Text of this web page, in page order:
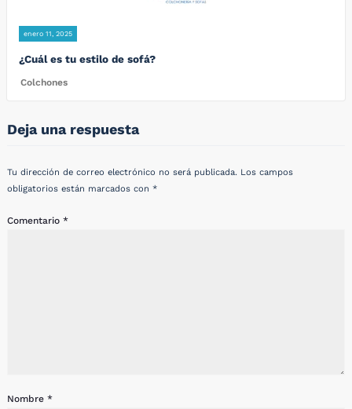
enero 11, 2025
¿Cuál es tu estilo de sofá?
Colchones
Deja una respuesta
Tu dirección de correo electrónico no será publicada. Los campos
obligatorios están marcados con *
Comentario *
Nombre *